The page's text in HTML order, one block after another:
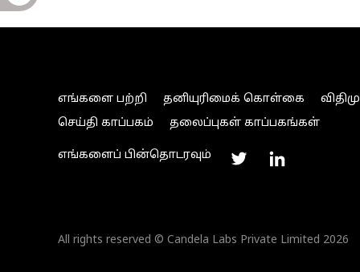
எங்களை பற்றி தனியுரிமைக் கொள்கை
செய்தி காப்பகம்
தலைப்புகள் காப்பகங்கள்
எங்களைப் பின்தொடரவும்
All rights reserved © Candela Labs Private Limited 2026